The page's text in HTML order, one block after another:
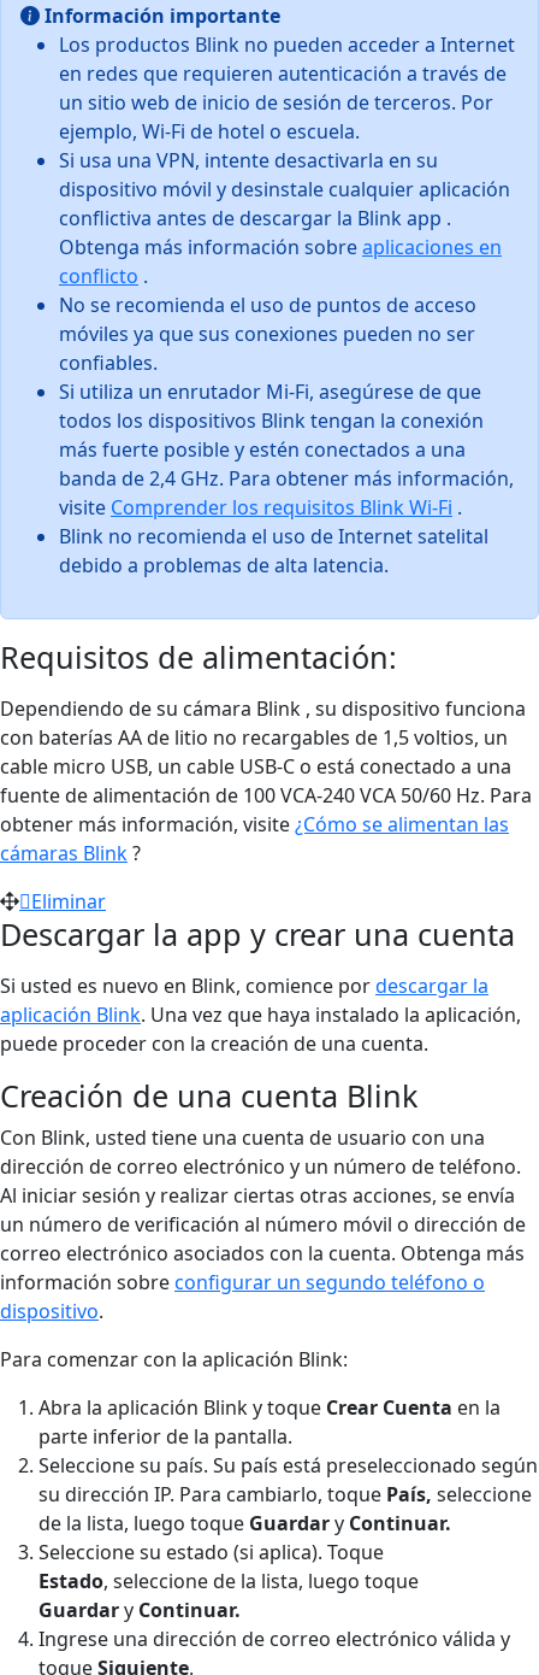
Información importante
Los productos Blink no pueden acceder a Internet
en redes que requieren autenticación a través de
un sitio web de inicio de sesión de terceros. Por
ejemplo, Wi-Fi de hotel o escuela.
Si usa una VPN, intente desactivarla en su
dispositivo móvil y desinstale cualquier aplicación
conflictiva antes de descargar la Blink app .
Obtenga más información sobreaplicaciones en
conflicto .
No se recomienda el uso de puntos de acceso
móviles ya que sus conexiones pueden no ser
confiables.
Si utiliza un enrutador Mi-Fi, asegúrese de que
todos los dispositivos Blink tengan la conexión
más fuerte posible y estén conectados a una
banda de 2,4 GHz. Para obtener más información,
visite Comprender los requisitos Blink Wi-Fi .
Blink no recomienda el uso de Internet satelital
debido a problemas de alta latencia.
Requisitos de alimentación:
Dependiendo de su cámara Blink , su dispositivo funciona
con baterías AA de litio no recargables de 1,5 voltios, un
cable micro USB, un cable USB-C o está conectado a una
fuente de alimentación de 100 VCA-240 VCA 50/60 Hz. Para
obtener más información, visite¿Cómo se alimentan las
cámaras Blink?
Eliminar
Descargar la app y crear una cuenta
Si usted es nuevo en Blink, comience pordescargar la
aplicación Blink. Una vez que haya instalado la aplicación,
puede proceder con la creación de una cuenta.
Creación de una cuenta Blink
Con Blink, usted tiene una cuenta de usuario con una
dirección de correo electrónico y un número de teléfono.
Al iniciar sesión y realizar ciertas otras acciones, se envía
un número de verificación al número móvil o dirección de
correo electrónico asociados con la cuenta. Obtenga más
información sobreconfigurar un segundo teléfono o
dispositivo.
Para comenzar con la aplicación Blink:
Abra la aplicación Blink y toque Crear Cuenta en la
parte inferior de la pantalla.
Seleccione su país. Su país está preseleccionado según
su dirección IP. Para cambiarlo, toque País, seleccione
de la lista, luego toque Guardary Continuar.
Seleccione su estado (si aplica). Toque
Estado, seleccione de la lista, luego toque
Guardary Continuar.
Ingrese una dirección de correo electrónico válida y
toqueSiguiente.